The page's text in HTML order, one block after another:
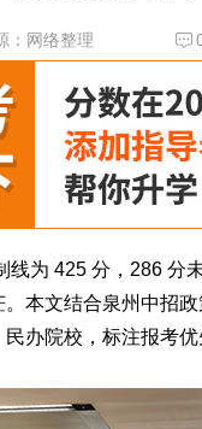
：网络整理
线为 425 分，286 分
本文结合泉州中招
办院校，标注报考